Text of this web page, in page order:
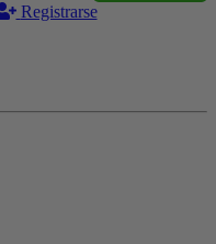
Registrarse